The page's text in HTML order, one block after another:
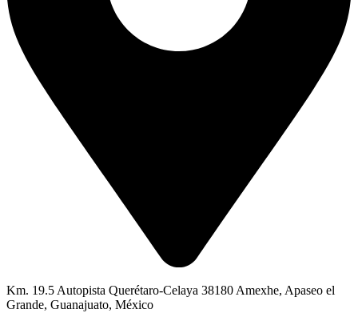
Km. 19.5 Autopista Querétaro-Celaya 38180 Amexhe, Apaseo el
Grande, Guanajuato, México